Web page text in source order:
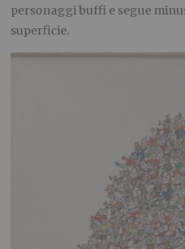
personaggi buffi e segue
superficie.